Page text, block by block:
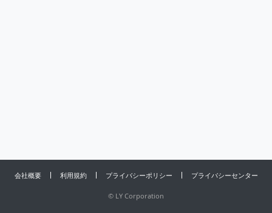
会社概要 利用規約 プライバシーポリシー プライバシーセンター
© LY Corporation